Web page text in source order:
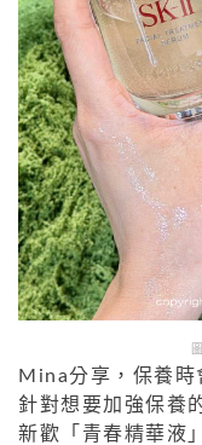
Mina分享，保養時
針對想要加強保養
新歡「青春精華液